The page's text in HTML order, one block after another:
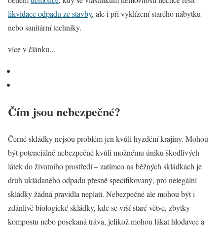
likvidace odpadu ze stavby, ale i při vyklízení starého nábytku
nebo sanitární techniky.
více v článku...
Čím jsou nebezpečné?
Černé skládky nejsou problém jen kvůli hyzdění krajiny. Mohou
být potenciálně nebezpečné kvůli možnému úniku škodlivých
látek do životního prostředí – zatímco na běžných skládkách je
druh ukládaného odpadu přesně specifikovaný, pro nelegální
skládky žádná pravidla neplatí. Nebezpečné ale mohou být i
zdánlivě biologické skládky, kde se vrší staré větve, zbytky
kompostu nebo posekaná tráva, jelikož mohou lákat hlodavce a